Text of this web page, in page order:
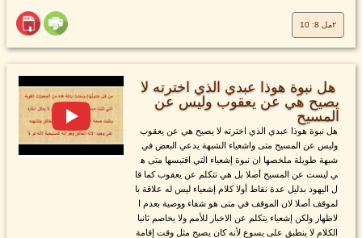
٢مل 8: 10
هل نبوة هوذا عبدي الذي اخترته لا
يصيح هي عن يعقوب وليس عن
المسيح
هل نبوة هوذا عبدي الذي اخترته لا يصيح هي عن يعقوب
وليس عن المسيح متى واشعياء الشبهة يدعي البعض في
شبهة طويلة ملخصها ان نبوة إشعياء التي اقتبسها متى ه
ي ليست عن المسيح أصلا بل هي تتكلم عن يعقوب كما قا
ل اليهود بدليل عدة نقاط أولا كلام إشعياء ليس له علاقة با
لموقف أصلا لان الموقف في متى هو شفاء ووصية بعدم ا
لاظهار ولكن إشعياء يتكلم عن الاخبار للأمم ولا يخاصم ثانيا
الكلام لا ينطبق على يسوع لأنه كان يصيح مثل وقت إقامة